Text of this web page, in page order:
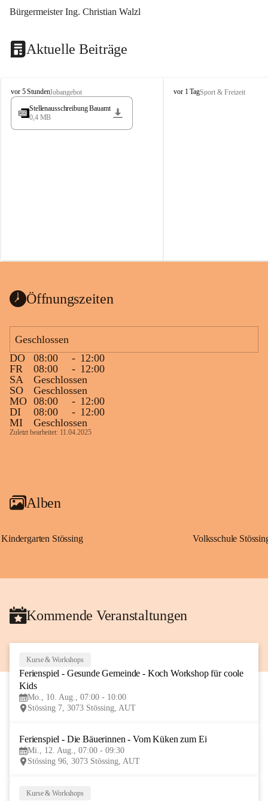
Bürgermeister Ing. Christian Walzl
Aktuelle Beiträge
S
t
s
vor 5 StundenJobangebot
Stellenausschreibung Bauamt
0,4 MB
S
vor 1 TagSport & Freizeit
Öffnungszeiten
Geschlossen
DO
08:00 - 12:00
FR
08:00 - 12:00
SA
Geschlossen
SO
Geschlossen
MO 08:00 - 12:00
DI
08:00 - 12:00
MI
Geschlossen
Zuletzt bearbeitet: 11.04.2025
Alben
Kindergarten Stössing Volksschule
Kommende Veranstaltungen
AUG
Kurse & Workshops
Ferienspiel - Gesunde Gemeinde - Koch Workshop für coole
Kids
Mo., 10. Aug., 07:00 - 10:00
Stössing 7, 3073 Stössing, AUT
Ferienspiel - Die Bäuerinnen - Vom Küken zum Ei
Mi., 12. Aug., 07:00 - 09:30
Stössing 96, 3073 Stössing, AUT
Kurse & Workshops